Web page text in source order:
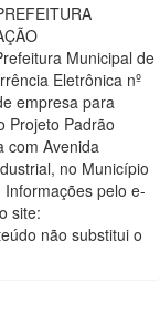
Municipal de
Eletrônica nº
empresa para
Projeto Padrão
com Avenida
no Município
pelo e-
site:
não substitui o